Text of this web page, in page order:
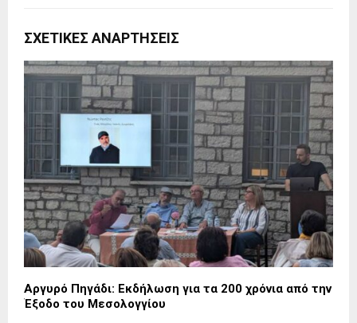
ΣΧΕΤΙΚΈΣ ΑΝΑΡΤΉΣΕΙΣ
Αργυρό Πηγάδι: Εκδήλωση για τα 200 χρόνια από την
Έξοδο του Μεσολογγίου